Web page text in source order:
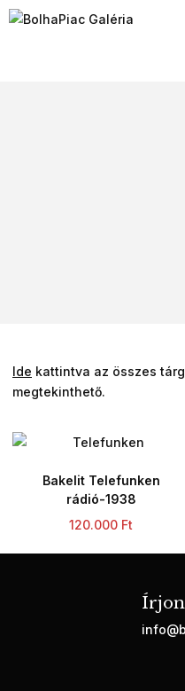
Ide kattintva az összes
megtekinthető.
Bakelit Telefunken
rádió-1938
120.000 Ft
Írjon